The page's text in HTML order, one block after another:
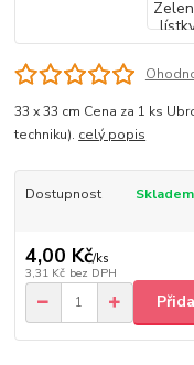
33 x 33 cm Cena za 1 ks
techniku). celý popis
Dostupnost Skladem
4,00 Kč/ks
3,31 Kč bez DPH